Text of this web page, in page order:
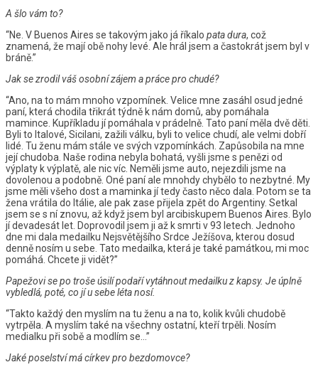
A šlo vám to?
“Ne. V Buenos Aires se takovým jako já říkalo pata dura, což
znamená, že mají obě nohy levé. Ale hrál jsem a častokrát jsem byl v
bráně.”
Jak se zrodil váš osobní zájem a práce pro chudé?
“Ano, na to mám mnoho vzpomínek. Velice mne zasáhl osud jedné
paní, která chodila třikrát týdně k nám domů, aby pomáhala
mamince. Kupříkladu jí pomáhala v prádelně. Tato paní měla dvě děti.
Byli to Italové, Sicilani, zažili válku, byli to velice chudí, ale velmi dobří
lidé. Tu ženu mám stále ve svých vzpomínkách. Zapůsobila na mne
její chudoba. Naše rodina nebyla bohatá, vyšli jsme s penězi od
výplaty k výplatě, ale nic víc. Neměli jsme auto, nejezdili jsme na
dovolenou a podobně. Oné paní ale mnohdy chybělo to nezbytné. My
jsme měli všeho dost a maminka jí tedy často něco dala. Potom se ta
žena vrátila do Itálie, ale pak zase přijela zpět do Argentiny. Setkal
jsem se s ní znovu, až když jsem byl arcibiskupem Buenos Aires. Bylo
jí devadesát let. Doprovodil jsem ji až k smrti v 93 letech. Jednoho
dne mi dala medailku Nejsvětějšího Srdce Ježíšova, kterou dosud
denně nosím u sebe. Tato medailka, která je také památkou, mi moc
pomáhá. Chcete ji vidět?”
Papežovi se po troše úsilí podaří vytáhnout medailku z kapsy. Je úplně
vybledlá, poté, co jí u sebe léta nosí.
“Takto každý den myslím na tu ženu a na to, kolik kvůli chudobě
vytrpěla. A myslím také na všechny ostatní, kteří trpěli. Nosím
medialku při sobě a modlím se…”
Jaké poselství má církev pro bezdomovce?